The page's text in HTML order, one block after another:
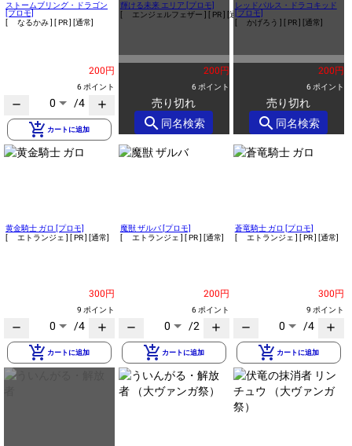
ストームブリング・ドラゴン
[プロモ]
[ なるかみ ] [ PR ] [通常]
200円
6 ポイント
remove 0 /4 add
add_shopping_cart カートに追加
輝ける未来 エリア [プロモ]
[ エンジェルフェザー ] [ PR ] [通常]
200円
6 ポイント
売り切れ
search 同名検索
レッドパルス・ドラコキッド
[プロモ]
[ かげろう ] [ PR ] [通常]
200円
6 ポイント
売り切れ
search 同名検索
黄金騎士 ガロ [プロモ]
[ エトランジェ ] [ PR ] [通常]
300円
9 ポイント
remove 0 /4 add
add_shopping_cart カートに追加
魔獣 ザルバ [プロモ]
[ エトランジェ ] [ PR ] [通常]
200円
6 ポイント
remove 0 /2 add
add_shopping_cart カートに追加
蒼竜騎士 ガロ [プロモ]
[ エトランジェ ] [ PR ] [通常]
300円
9 ポイント
remove 0 /4 add
add_shopping_cart カートに追加